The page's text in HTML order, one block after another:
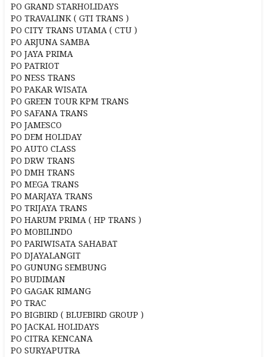
PO GRAND STARHOLIDAYS
PO TRAVALINK ( GTI TRANS )
PO CITY TRANS UTAMA ( CTU )
PO ARJUNA SAMBA
PO JAYA PRIMA
PO PATRIOT
PO NESS TRANS
PO PAKAR WISATA
PO GREEN TOUR KPM TRANS
PO SAFANA TRANS
PO JAMESCO
PO DEM HOLIDAY
PO AUTO CLASS
PO DRW TRANS
PO DMH TRANS
PO MEGA TRANS
PO MARJAYA TRANS
PO TRIJAYA TRANS
PO HARUM PRIMA ( HP TRANS )
PO MOBILINDO
PO PARIWISATA SAHABAT
PO DJAYALANGIT
PO GUNUNG SEMBUNG
PO BUDIMAN
PO GAGAK RIMANG
PO TRAC
PO BIGBIRD ( BLUEBIRD GROUP )
PO JACKAL HOLIDAYS
PO CITRA KENCANA
PO SURYAPUTRA